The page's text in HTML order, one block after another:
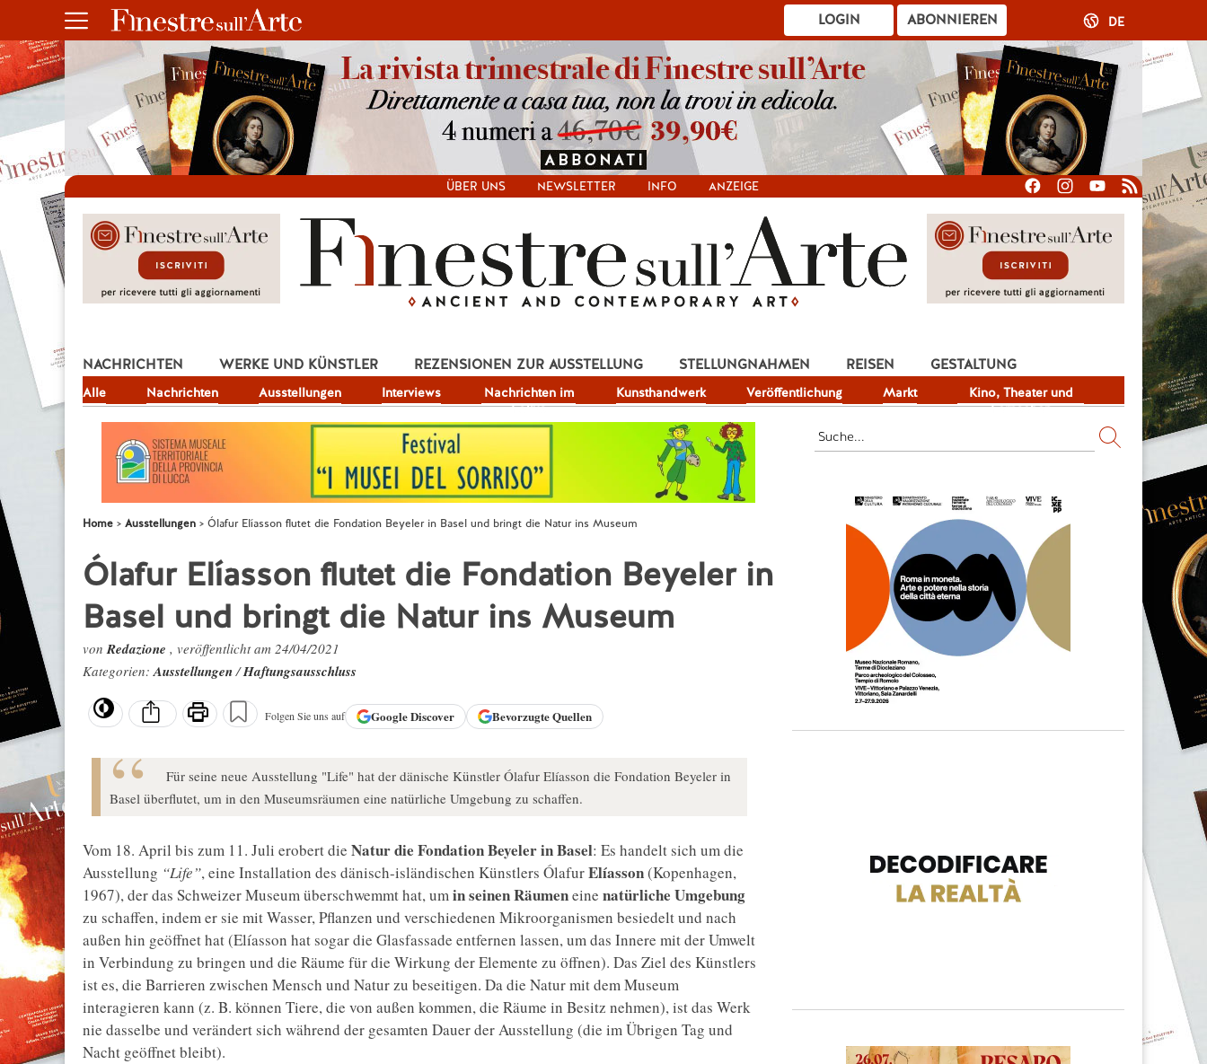
ABONNIEREN
LOGIN DE
ÜBER UNS NEWSLETTER INFO ANZEIGE
NACHRICHTEN
Alle Nachrichten Ausstellungen Interviews
Nachrichten im
Fokus
Kunsthandwerk Veröffentlichung Markt
Kino, Theater und
Fernsehen
WERKE UND KÜNSTLER REZENSIONEN ZUR AUSSTELLUNG STELLUNGNAHMEN REISEN
GESTALTUNG
JOB
Home Ausstellungen Ólafur Elíasson flutet die Fondation Beyeler in Basel und bringt die Natur ins Museum
Ólafur Elíasson flutet die Fondation Beyeler in
Basel und bringt die Natur ins Museum
vonRedazione , veröffentlicht am 24/04/2021
Kategorien:Ausstellungen/Haftungsausschluss
Folgen Sie uns auf GoogleDiscover Bevorzugte Quellen
Für seine neue Ausstellung "Life" hat der dänische Künstler Ólafur Elíasson die Fondation Beyeler in
Basel überflutet, um in den Museumsräumen eine natürliche Umgebung zu schaffen.
Vom 18. April bis zum 11. Juli erobert die Natur die Fondation Beyeler in Basel: Es handelt sich um die
Ausstellung “Life”, eine Installation des dänisch-isländischen Künstlers ÓlafurElíasson(Kopenhagen,
1967), der das Schweizer Museum überschwemmt hat, umin seinen Räumeneine natürliche Umgebung
zu schaffen, indem er sie mit Wasser, Pflanzen und verschiedenen Mikroorganismen besiedelt und nach
außen hin geöffnet hat (Elíasson hat sogar die Glasfassade entfernen lassen, um das Innere mit der Umwelt
in Verbindung zu bringen und die Räume für die Wirkung der Elemente zu öffnen). Das Ziel des Künstlers
ist es, die Barrieren zwischen Mensch und Natur zu beseitigen. Da die Natur mit dem Museum
interagieren kann (z. B. können Tiere, die von außen kommen, die Räume in Besitz nehmen), ist das Werk
nie dasselbe und verändert sich während der gesamten Dauer der Ausstellung (die im Übrigen Tag und
Nacht geöffnet bleibt).